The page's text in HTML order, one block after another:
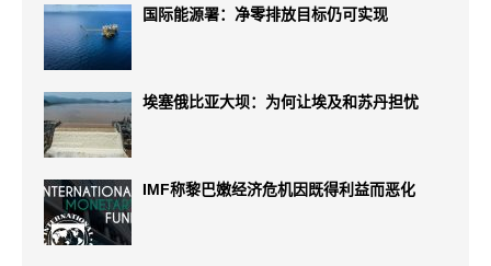
国际能源署：净零排放目标仍可实现
埃塞俄比亚大坝：为何让埃及和苏丹担忧
IMF称黎巴嫩经济危机因既得利益而恶化